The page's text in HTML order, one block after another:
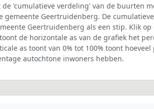
de 'cumulatieve verdeling' van de buurten
gemeente Geertruidenberg. De
Geertruidenberg als een stip. Klik
de horizontale as van de grafiek het
as toont van 0% tot 100% toont
autochtone inwoners hebben.